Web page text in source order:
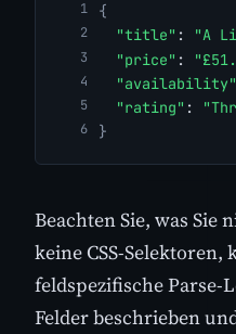
{
"title" : "A
"price" :
"availability"
"rating" :
}
Beachten Sie, was Sie
keine CSS-Selektoren,
feldspezifische Parse-
Felder beschrieben